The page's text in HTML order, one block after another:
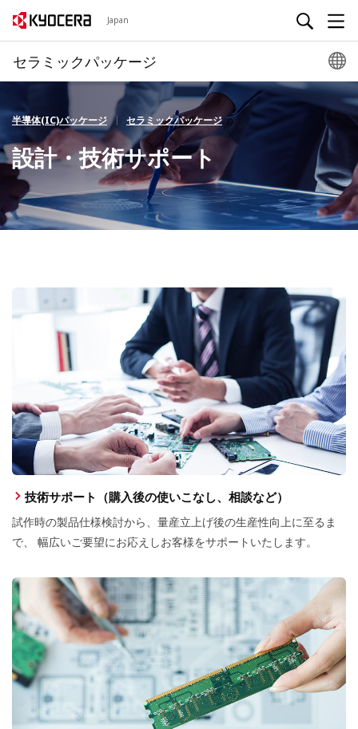
Japan
セラミックパッケージ
半導体(IC)パッケージ セラミックパッケージ
設計・技術サポート
技術サポート（購入後の使いこなし、相談など）
試作時の製品仕様検討から、量産立上げ後の生産性向上に至るま
で、 幅広いご要望にお応えしお客様をサポートいたします。